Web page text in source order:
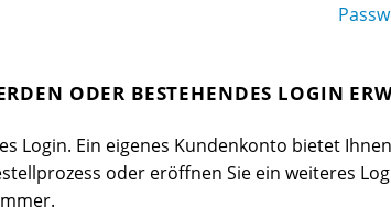
ODER BESTEHENDES LOGIN
Login. Ein eigenes Kundenkonto bietet
oder eröffnen Sie ein weiteres